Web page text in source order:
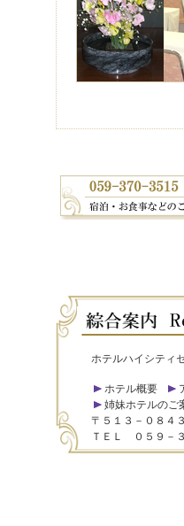
ホテルハイシティ
ホテル概要
姉妹ホテルのご
〒５１３－０８４
ＴＥＬ ０５９－